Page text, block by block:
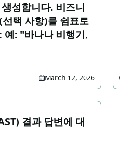
성합니다. 비즈니
택 사항)를 쉼표로
예: "바나나 비행기,
March 12, 2026
결과 답변에 대